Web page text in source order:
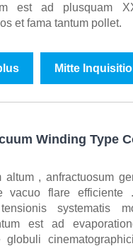
est ad plusquam
et fama tantum pollet.
Mitte
Winding Type
altum , anfractuosum
vacuo flare efficiente
systematis
est ad
globuli